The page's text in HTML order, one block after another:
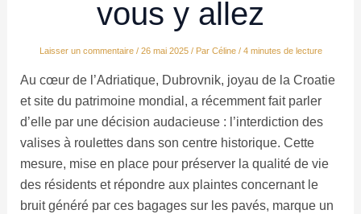
vous y allez
Laisser un commentaire / 26 mai 2025 / Par Céline / 4 minutes de lecture
Au cœur de l’Adriatique, Dubrovnik, joyau de la Croatie
et site du patrimoine mondial, a récemment fait parler
d’elle par une décision audacieuse : l’interdiction des
valises à roulettes dans son centre historique. Cette
mesure, mise en place pour préserver la qualité de vie
des résidents et répondre aux plaintes concernant le
bruit généré par ces bagages sur les pavés, marque un